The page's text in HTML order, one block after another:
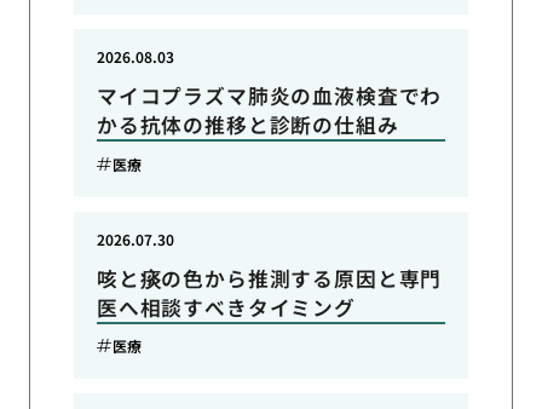
マイコプラズマ肺炎の血液検査でわ
かる抗体の推移と診断の仕組み
2026.08.03
医療
咳と痰の色から推測する原因と専門
医へ相談すべきタイミング
2026.07.30
医療